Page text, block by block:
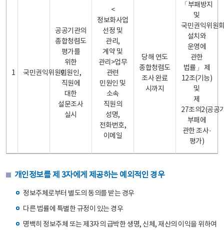
1 국민권익위원회
공공기관의
종합청렴도
평가를
위한
민원인,
직원에
대한
설문조사
실시
<
정보화사업
선정 및
관리,
계약 및
관리>업무
관련
민원인 및
소속
직원의
성명,
전화번호,
이메일
당해 연도
종합청렴도
조사 완료
시까지
「부패방지
및
국민권익위원
설치와
운영에
관한
법률」 제
12조(기능)
및
제
27조의2(공공
부패에
관한 조사·
평가)
개인정보를 제 3자에게 제공하는 예외적인 경우
정보주체로부터 별도의 동의를 받는 경우
다른 법률에 특별한 규정이 있는 경우
명백히 정보주체 또는 제3자의 급박한 생명, 신체, 재산의 이익을 위하여